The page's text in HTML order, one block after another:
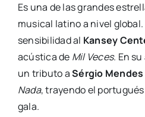
Es una de las grandes
musical latino a nivel
sensibilidad al Kansey
acústica de Mil Veces. En
un tributo aSérgio Mendes
Nada, trayendo el
gala.